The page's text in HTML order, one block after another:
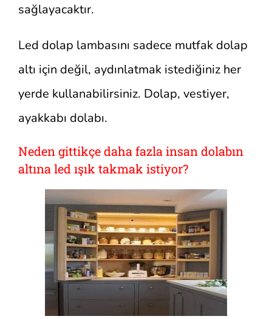
sağlayacaktır.
Led dolap lambasını sadece mutfak dolap
altı için değil, aydınlatmak istediğiniz her
yerde kullanabilirsiniz. Dolap, vestiyer,
ayakkabı dolabı.
Neden gittikçe daha fazla insan dolabın
altına led ışık takmak istiyor?